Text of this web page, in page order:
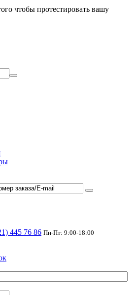
чтобы протестировать вашу
445 76 86 Пн-Пт: 9:00-18:00